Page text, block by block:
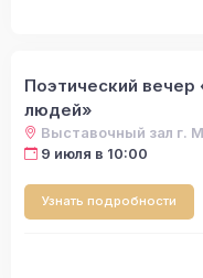
Поэтический
людей»
Выставочный зал г.
9 июля в 10:00
Узнать подробности